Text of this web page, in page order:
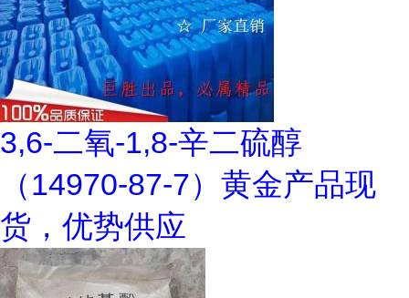
3,6-二氧-1,8-辛二硫醇
（14970-87-7）黄金产品现
货，优势供应